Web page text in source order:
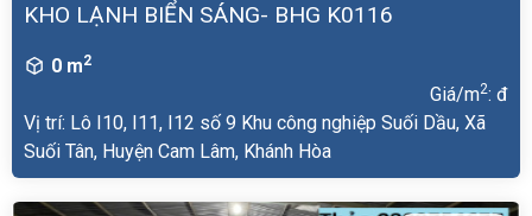
KHO LẠNH BIỂN SÁNG- BHG K0116
0 m2
Giá/m2: đ
Vị trí: Lô I10, I11, I12 số 9 Khu công nghiệp Suối Dầu, Xã
Suối Tân, Huyện Cam Lâm, Khánh Hòa